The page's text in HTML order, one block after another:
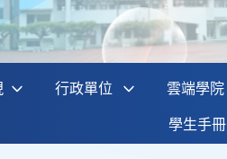
行政單位 雲端學院
學生手冊